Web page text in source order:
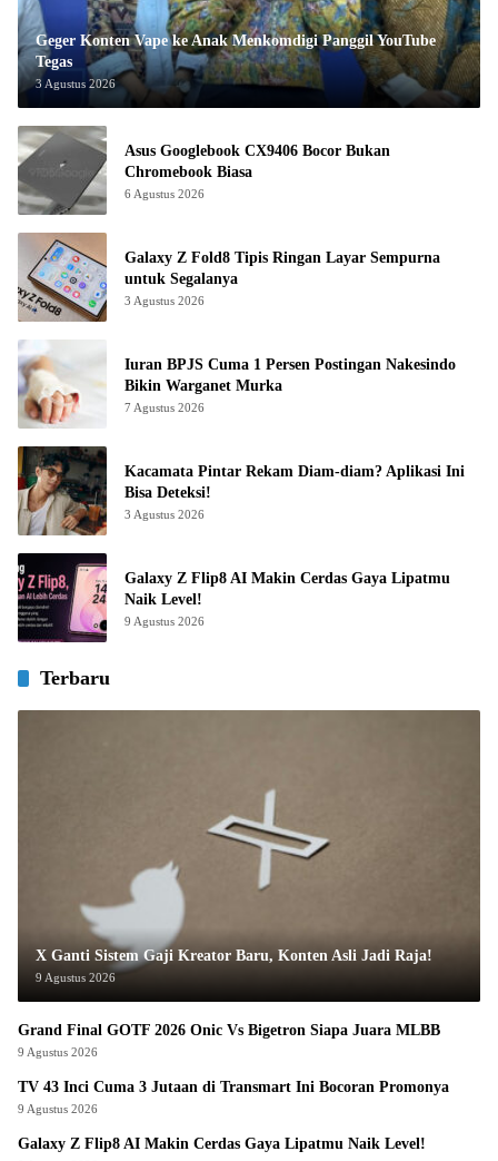
Geger Konten Vape ke Anak Menkomdigi Panggil YouTube
Tegas
3 Agustus 2026
Asus Googlebook CX9406 Bocor Bukan
Chromebook Biasa
6 Agustus 2026
Galaxy Z Fold8 Tipis Ringan Layar Sempurna
untuk Segalanya
3 Agustus 2026
Iuran BPJS Cuma 1 Persen Postingan Nakesindo
Bikin Warganet Murka
7 Agustus 2026
Kacamata Pintar Rekam Diam-diam? Aplikasi Ini
Bisa Deteksi!
3 Agustus 2026
Galaxy Z Flip8 AI Makin Cerdas Gaya Lipatmu
Naik Level!
9 Agustus 2026
Terbaru
X Ganti Sistem Gaji Kreator Baru, Konten Asli Jadi Raja!
9 Agustus 2026
Grand Final GOTF 2026 Onic Vs Bigetron Siapa Juara MLBB
9 Agustus 2026
TV 43 Inci Cuma 3 Jutaan di Transmart Ini Bocoran Promonya
9 Agustus 2026
Galaxy Z Flip8 AI Makin Cerdas Gaya Lipatmu Naik Level!